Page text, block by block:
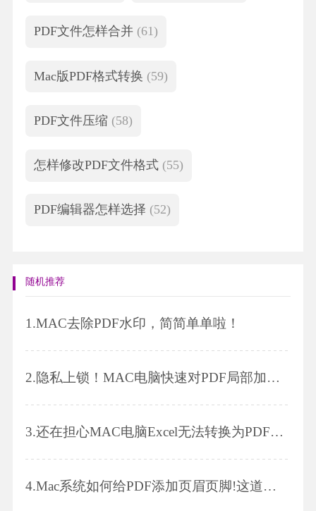
PDF文件怎样合并 (61)
Mac版PDF格式转换 (59)
PDF文件压缩 (58)
怎样修改PDF文件格式 (55)
PDF编辑器怎样选择 (52)
随机推荐
1.MAC去除PDF水印，简简单单啦！
2.隐私上锁！MAC电脑快速对PDF局部加密，值得收藏哦！
3.还在担心MAC电脑Excel无法转换为PDF吗？记下教程，轻松秒杀！
4.Mac系统如何给PDF添加页眉页脚!这道题我会!